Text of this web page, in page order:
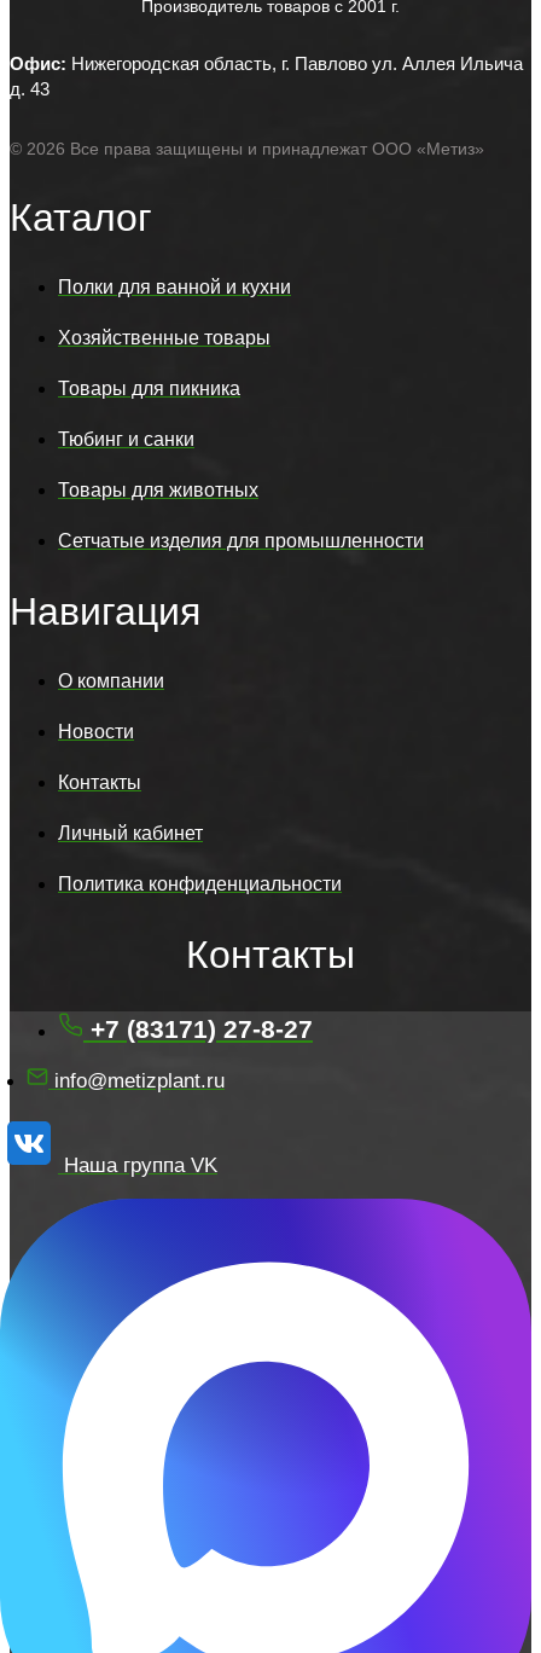
Производитель товаров c 2001 г.
Офис: Нижегородская область, г. Павлово ул. Аллея Ильича
д. 43
© 2026 Все права защищены и принадлежат ООО «Метиз»
Каталог
Полки для ванной и кухни
Хозяйственные товары
Товары для пикника
Тюбинг и санки
Товары для животных
Сетчатые изделия для промышленности
Навигация
О компании
Новости
Контакты
Личный кабинет
Политика конфиденциальности
Контакты
+7 (83171) 27-8-27
info@metizplant.ru
Наша группа VK